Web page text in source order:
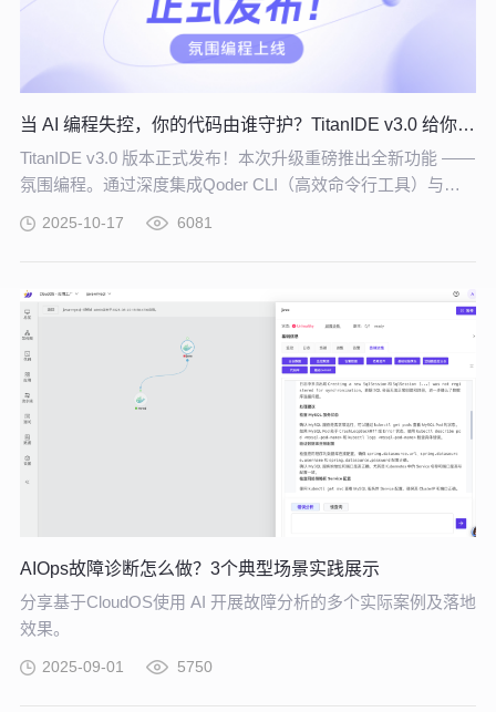
当 AI 编程失控，你的代码由谁守护？TitanIDE v3.0 给你答案！
TitanIDE v3.0 版本正式发布！本次升级重磅推出全新功能 ——
氛围编程。通过深度集成Qoder CLI（高效命令行工具）与
正意义上的“沉浸式AI编码创作空间”。
2025-10-17 6081
AIOps故障诊断怎么做？3个典型场景实践展示
分享基于CloudOS使用 AI 开展故障分析的多个实际案例及落地
效果。
2025-09-01 5750